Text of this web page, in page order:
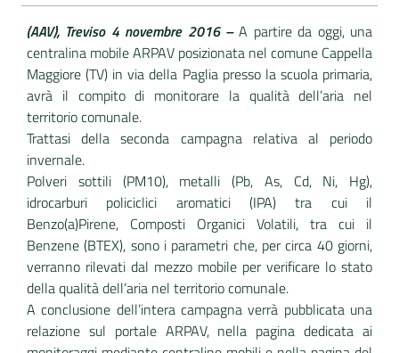
(AAV), Treviso 4 novembre 2016 –A partire da oggi, una
centralina mobile ARPAV posizionata nel comune Cappella
Maggiore (TV) in via della Paglia presso la scuola primaria,
avrà il compito di monitorare la qualità dell’aria nel
territorio comunale.
Trattasi della seconda campagna relativa al periodo
invernale.
Polveri sottili (PM10), metalli (Pb, As, Cd, Ni, Hg),
idrocarburi policiclici aromatici (IPA) tra cui il
Benzo(a)Pirene, Composti Organici Volatili, tra cui il
Benzene (BTEX), sono i parametri che, per circa 40 giorni,
verranno rilevati dal mezzo mobile per verificare lo stato
della qualità dell’aria nel territorio comunale.
A conclusione dell’intera campagna verrà pubblicata una
relazione sul portale ARPAV, nella pagina dedicata ai